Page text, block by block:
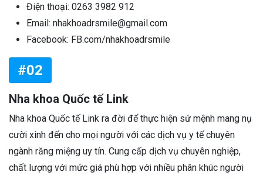
Điện thoại: 0263 3982 912
Email: nhakhoadrsmile@gmail.com
Facebook: FB.com/nhakhoadrsmile
#02
Nha khoa Quốc tế Link
Nha khoa Quốc tế Link ra đời để thực hiện sứ mệnh mang nụ
cười xinh đến cho mọi người với các dịch vụ y tế chuyên
ngành răng miệng uy tín. Cung cấp dịch vụ chuyên nghiệp,
chất lượng với mức giá phù hợp với nhiều phân khúc người